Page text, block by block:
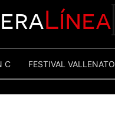
Línea
C FESTIVAL VALLENATO